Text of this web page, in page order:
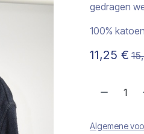
gedragen
100% katoen
11,25 €
Algemene